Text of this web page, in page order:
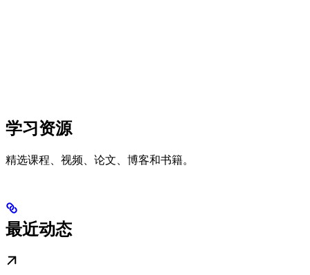
学习资源
精选课程、视频、论文、博客和书籍。
最近动态